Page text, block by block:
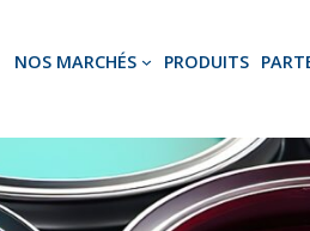
NOS MARCHÉS PRODUITS